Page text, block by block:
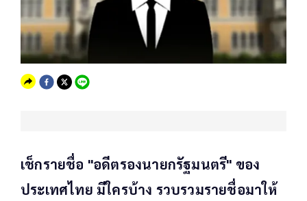
เช็กรายชื่อ "อดีตรองนายกรัฐมนตรี" ของ
ประเทศไทย มีใครบ้าง รวบรวมรายชื่อมาให้